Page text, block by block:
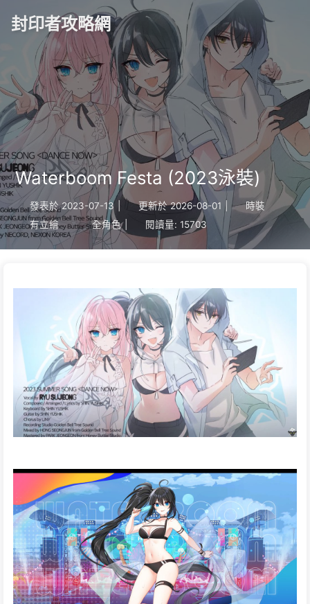
封印者攻略網
Waterboom Festa (2023泳裝)
發表於 2023-07-13 更新於 2026-08-01 |
時裝
有立繪
全角色 閱讀量: 15703